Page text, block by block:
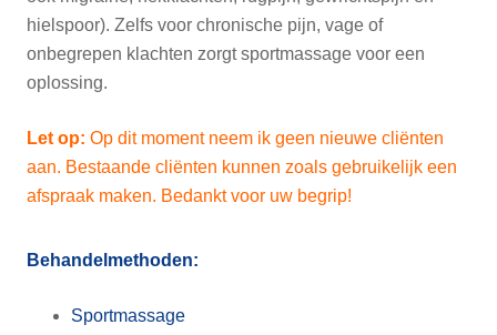
hielspoor). Zelfs voor chronische pijn, vage of
onbegrepen klachten zorgt sportmassage voor een
oplossing.
Let op: Op dit moment neem ik geen nieuwe cliënten
aan. Bestaande cliënten kunnen zoals gebruikelijk een
afspraak maken. Bedankt voor uw begrip!
Behandelmethoden:
Sportmassage